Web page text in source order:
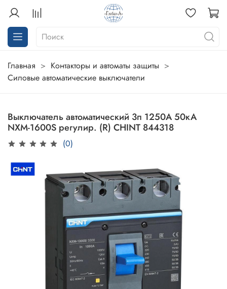
Главная
Контакторы и автоматы защиты
Силовые автоматические выключатели
Выключатель автоматический 3п 1250А 50кА
NXM-1600S регулир. (R) CHINT 844318
(0)